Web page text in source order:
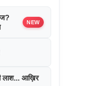
NEW
लाश... आख़िर